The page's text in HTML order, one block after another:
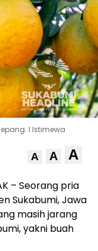
l Istimewa
A A A
– Seorang pria
Sukabumi, Jawa
masih jarang
yakni buah